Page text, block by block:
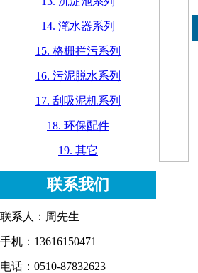
14. 滗水器系列
15. 格栅拦污系列
16. 污泥脱水系列
17. 刮吸泥机系列
18. 环保配件
19. 其它
联系我们
联系人：周先生
手机：13616150471
电话：0510-87832623